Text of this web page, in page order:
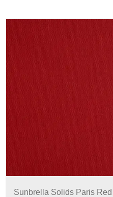
Sunbrella Solids Paris